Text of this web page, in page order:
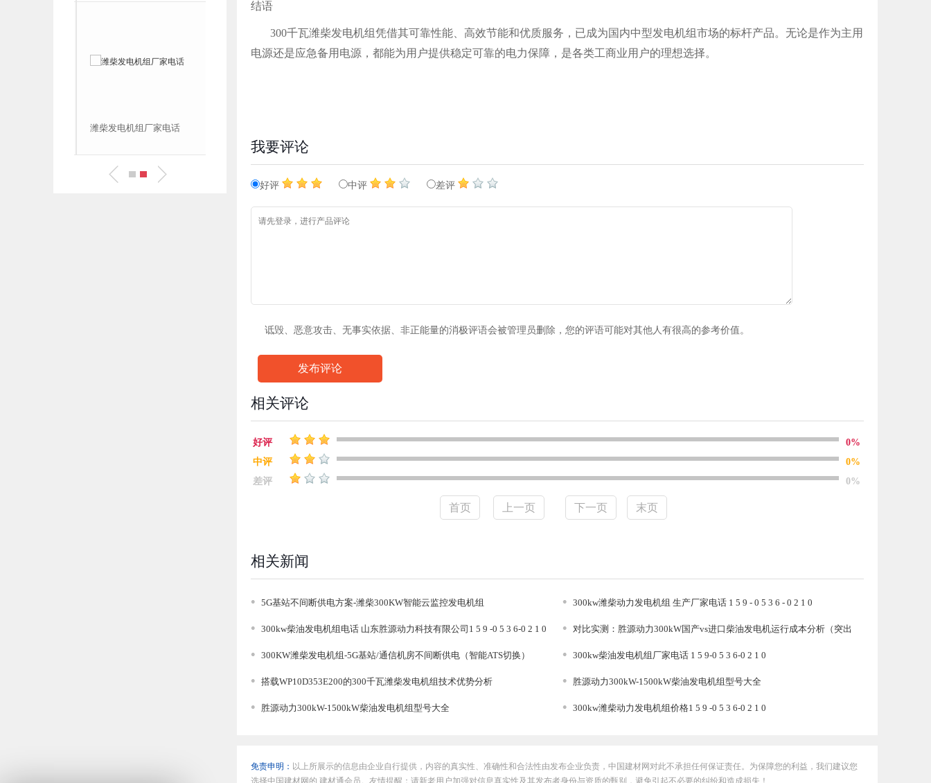
结语
300千瓦潍柴发电机组凭借其可靠性能、高效节能和优质服务，已成为国内中型发电机组市场的标杆产品。无论是作为主用
电源还是应急备用电源，都能为用户提供稳定可靠的电力保障，是各类工商业用户的理想选择。
我要评论
好评 中评 差评
诋毁、恶意攻击、无事实依据、非正能量的消极评语会被管理员删除，您的评语可能对其他人有很高的参考价值。
发布评论
相关评论
好评
0%
中评
0%
差评
0%
首页 上一页 下一页 末页
相关新闻
5G基站不间断供电方案-潍柴300KW智能云监控发电机组 300kw潍柴动力发电机组 生产厂家电话 1 5 9 - 0 5 3 6 - 0 2 1 0
300kw柴油发电机组电话 山东胜源动力科技有限公司1 5 9 -0 5 3 6-0 2 1 0
对比实测：胜源动力300kW国产vs进口柴油发电机运行成本分析（突出
胜源优势）
300KW潍柴发电机组-5G基站/通信机房不间断供电（智能ATS切换） 300kw柴油发电机组厂家电话 1 5 9-0 5 3 6-0 2 1 0
搭载WP10D353E200的300千瓦潍柴发电机组技术优势分析 胜源动力300kW-1500kW柴油发电机组型号大全
胜源动力300kW-1500kW柴油发电机组型号大全 300kw潍柴动力发电机组价格1 5 9 -0 5 3 6-0 2 1 0
免责申明： 以上所展示的信息由企业自行提供，内容的真实性、准确性和合法性由发布企业负责，中国建材网对此不承担任何保证责任。为保障您的利益，我们建议您
选择中国建材网的 建材通会员。友情提醒：请新老用户加强对信息真实性及其发布者身份与资质的甄别，避免引起不必要的纠纷和造成损失！
潍柴发电机组厂家电话